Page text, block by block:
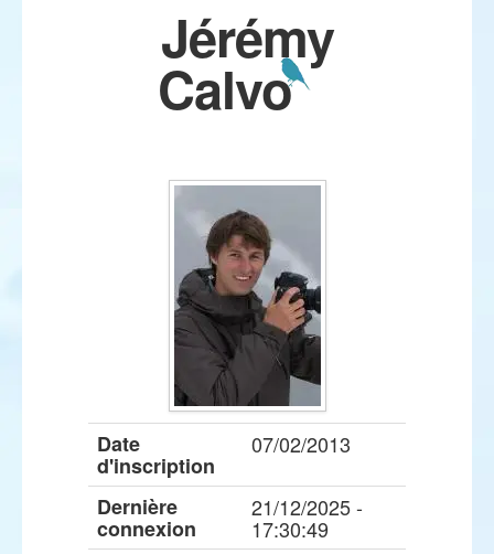
Jérémy
Calvo
Date
d'inscription
07/02/2013
Dernière
connexion
21/12/2025 -
17:30:49